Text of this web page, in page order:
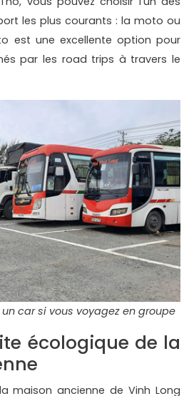
les plus courants : la moto ou
est une excellente option pour
par les road trips à travers le
car si vous voyagez en groupe
écologique de la
maison ancienne de Vinh Long